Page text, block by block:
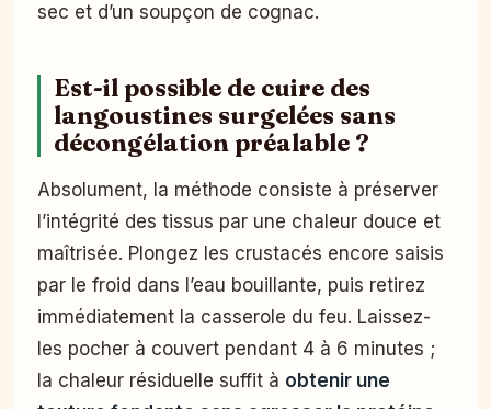
sec et d’un soupçon de cognac.
Est-il possible de cuire des
langoustines surgelées sans
décongélation préalable ?
Absolument, la méthode consiste à préserver
l’intégrité des tissus par une chaleur douce et
maîtrisée. Plongez les crustacés encore saisis
par le froid dans l’eau bouillante, puis retirez
immédiatement la casserole du feu. Laissez-
les pocher à couvert pendant 4 à 6 minutes ;
la chaleur résiduelle suffit à obtenir une